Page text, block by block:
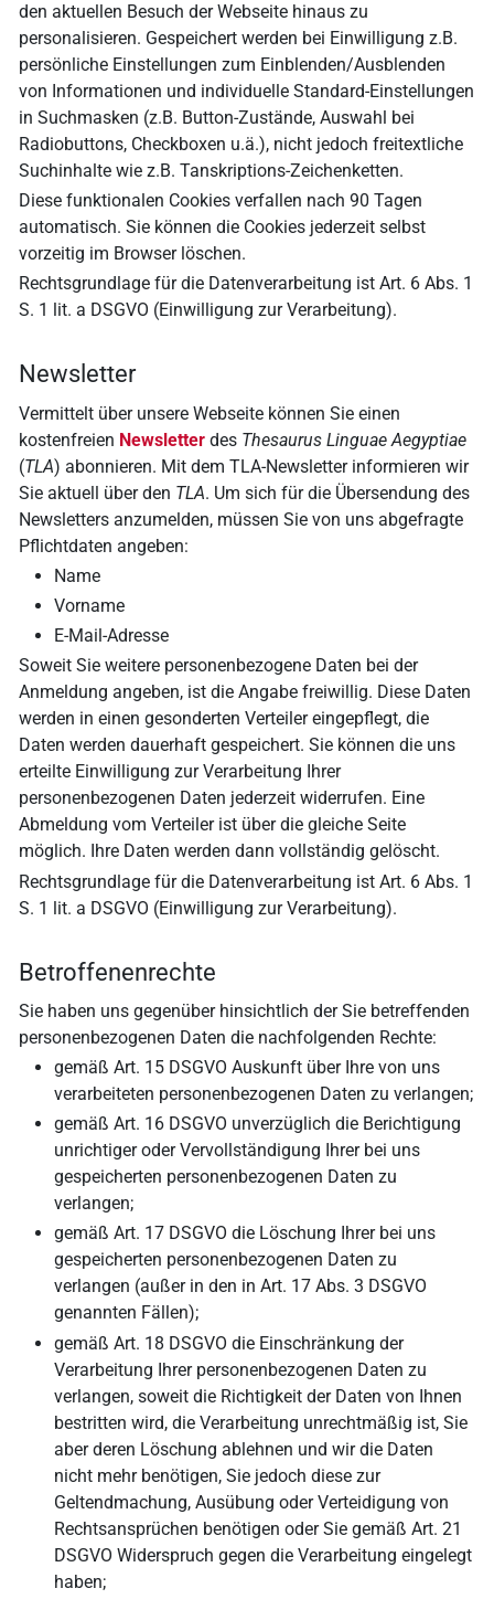
den aktuellen Besuch der Webseite hinaus zu
personalisieren. Gespeichert werden bei Einwilligung z.B.
persönliche Einstellungen zum Einblenden/Ausblenden
von Informationen und individuelle Standard-Einstellungen
in Suchmasken (z.B. Button-Zustände, Auswahl bei
Radiobuttons, Checkboxen u.ä.), nicht jedoch freitextliche
Suchinhalte wie z.B. Tanskriptions-Zeichenketten.
Diese funktionalen Cookies verfallen nach 90 Tagen
automatisch. Sie können die Cookies jederzeit selbst
vorzeitig im Browser löschen.
Rechtsgrundlage für die Datenverarbeitung ist Art. 6 Abs. 1
S. 1 lit. a DSGVO (Einwilligung zur Verarbeitung).
Newsletter
Vermittelt über unsere Webseite können Sie einen
kostenfreien Newsletter des Thesaurus Linguae Aegyptiae
(TLA) abonnieren. Mit dem TLA-Newsletter informieren wir
Sie aktuell über den TLA. Um sich für die Übersendung des
Newsletters anzumelden, müssen Sie von uns abgefragte
Pflichtdaten angeben:
Name
Vorname
E-Mail-Adresse
Soweit Sie weitere personenbezogene Daten bei der
Anmeldung angeben, ist die Angabe freiwillig. Diese Daten
werden in einen gesonderten Verteiler eingepflegt, die
Daten werden dauerhaft gespeichert. Sie können die uns
erteilte Einwilligung zur Verarbeitung Ihrer
personenbezogenen Daten jederzeit widerrufen. Eine
Abmeldung vom Verteiler ist über die gleiche Seite
möglich. Ihre Daten werden dann vollständig gelöscht.
Rechtsgrundlage für die Datenverarbeitung ist Art. 6 Abs. 1
S. 1 lit. a DSGVO (Einwilligung zur Verarbeitung).
Betroffenenrechte
Sie haben uns gegenüber hinsichtlich der Sie betreffenden
personenbezogenen Daten die nachfolgenden Rechte:
gemäß Art. 15 DSGVO Auskunft über Ihre von uns
verarbeiteten personenbezogenen Daten zu verlangen;
gemäß Art. 16 DSGVO unverzüglich die Berichtigung
unrichtiger oder Vervollständigung Ihrer bei uns
gespeicherten personenbezogenen Daten zu
verlangen;
gemäß Art. 17 DSGVO die Löschung Ihrer bei uns
gespeicherten personenbezogenen Daten zu
verlangen (außer in den in Art. 17 Abs. 3 DSGVO
genannten Fällen);
gemäß Art. 18 DSGVO die Einschränkung der
Verarbeitung Ihrer personenbezogenen Daten zu
verlangen, soweit die Richtigkeit der Daten von Ihnen
bestritten wird, die Verarbeitung unrechtmäßig ist, Sie
aber deren Löschung ablehnen und wir die Daten
nicht mehr benötigen, Sie jedoch diese zur
Geltendmachung, Ausübung oder Verteidigung von
Rechtsansprüchen benötigen oder Sie gemäß Art. 21
DSGVO Widerspruch gegen die Verarbeitung eingelegt
haben;